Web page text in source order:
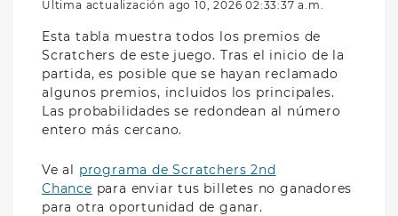
Última actualización ago 10, 2026 02:33:37 a.m.
Esta tabla muestra todos los premios de
Scratchers de este juego. Tras el inicio de la
partida, es posible que se hayan reclamado
algunos premios, incluidos los principales.
Las probabilidades se redondean al número
entero más cercano.
Ve al programa de Scratchers 2nd
Chance para enviar tus billetes no ganadores
para otra oportunidad de ganar.